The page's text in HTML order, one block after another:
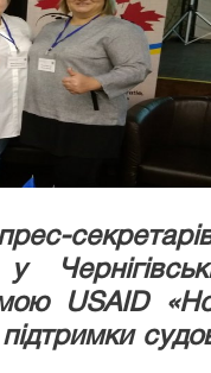
USAID
підтримки